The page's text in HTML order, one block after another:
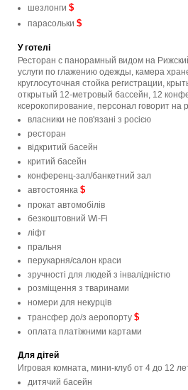
шезлонги $
парасольки $
У готелі
Ресторан с панорамный видом на
услуги по глажению одежды, камера
круглосуточная стойка регистрации,
открытый 12-метровый бассейн, 12
ксерокопирование, персонал говорит на
власники не пов'язані з росією
ресторан
відкритий басейн
критий басейн
конференц-зал/банкетний зал
автостоянка $
прокат автомобілів
безкоштовний Wi-Fi
ліфт
пральня
перукарня/салон краси
зручності для людей з інвалідністю
розміщення з тваринами
номери для некурців
трансфер до/з аеропорту $
оплата платіжними картами
Для дітей
Игровая комната, мини-клуб от 4 до 12
дитячий басейн